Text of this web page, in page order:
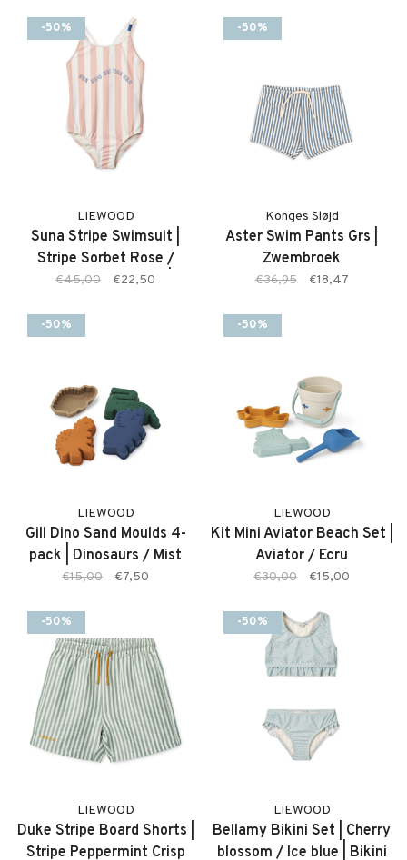
-50%
LIEWOOD
Suna Stripe Swimsuit |
Stripe Sorbet Rose /
Creme de la creme |
€45,00 €22,50
-50%
Konges Sløjd
Aster Swim Pants Grs |
Zwembroek
€36,95 €18,47
-50%
LIEWOOD
Gill Dino Sand Moulds 4-
pack | Dinosaurs / Mist
€15,00 €7,50
-50%
LIEWOOD
Kit Mini Aviator Beach Set |
Aviator / Ecru
€30,00 €15,00
-50%
LIEWOOD
Duke Stripe Board Shorts |
Stripe Peppermint Crisp
-50%
LIEWOOD
Bellamy Bikini Set | Cherry
blossom / Ice blue | Bikini